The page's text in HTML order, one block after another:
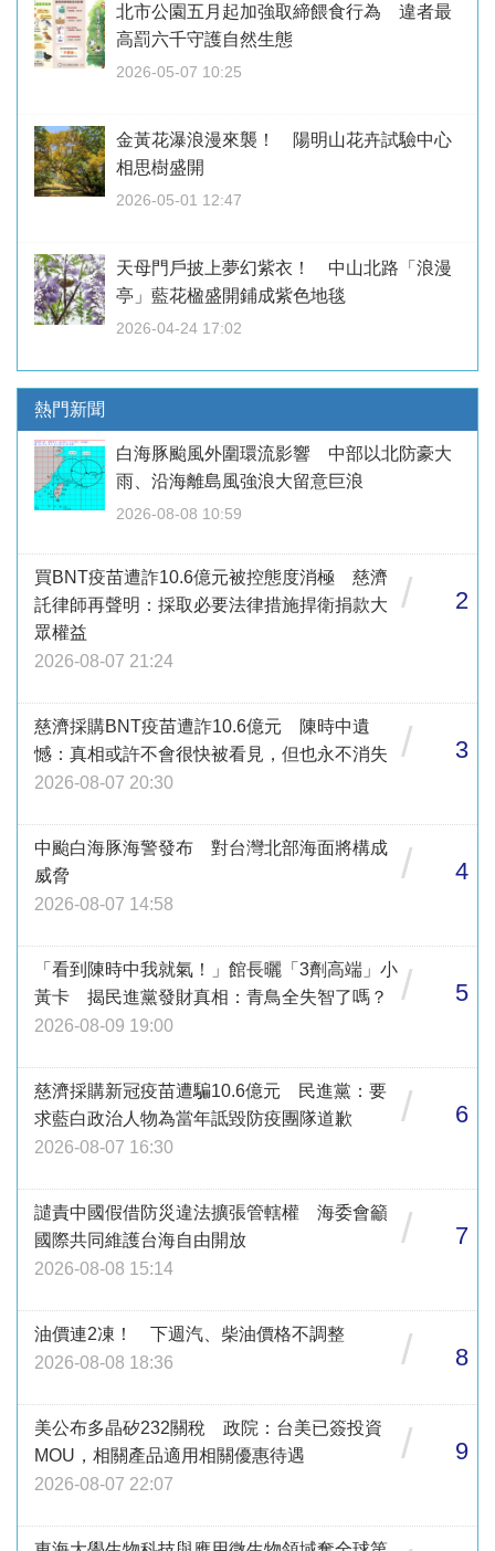
北市公園五月起加強取締餵食行為 違者最
高罰六千守護自然生態
2026-05-07 10:25
金黃花瀑浪漫來襲！ 陽明山花卉試驗中心
相思樹盛開
2026-05-01 12:47
天母門戶披上夢幻紫衣！ 中山北路「浪漫
亭」藍花楹盛開鋪成紫色地毯
2026-04-24 17:02
熱門新聞
白海豚颱風外圍環流影響 中部以北防豪大
雨、沿海離島風強浪大留意巨浪
2026-08-08 10:59
買BNT疫苗遭詐10.6億元被控態度消極 慈濟
託律師再聲明：採取必要法律措施捍衛捐款大
眾權益
2026-08-07 21:24
/ 2
慈濟採購BNT疫苗遭詐10.6億元 陳時中遺
憾：真相或許不會很快被看見，但也永不消失
2026-08-07 20:30
/ 3
中颱白海豚海警發布 對台灣北部海面將構成
威脅
2026-08-07 14:58
/ 4
「看到陳時中我就氣！」館長曬「3劑高端」小
黃卡 揭民進黨發財真相：青鳥全失智了嗎？
2026-08-09 19:00
/ 5
慈濟採購新冠疫苗遭騙10.6億元 民進黨：要
求藍白政治人物為當年詆毀防疫團隊道歉
2026-08-07 16:30
/ 6
譴責中國假借防災違法擴張管轄權 海委會籲
國際共同維護台海自由開放
2026-08-08 15:14
/ 7
油價連2凍！ 下週汽、柴油價格不調整
2026-08-08 18:36
/ 8
美公布多晶矽232關稅 政院：台美已簽投資
MOU，相關產品適用相關優惠待遇
2026-08-07 22:07
/ 9